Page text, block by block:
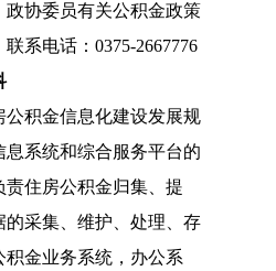
政协委员有关公积金政策
联系电话：0375-2667776
公积金信息化建设发展规
息系统和综合服务平台的
责住房公积金归集、提
的采集、维护、处理、存
积金业务系统，办公系